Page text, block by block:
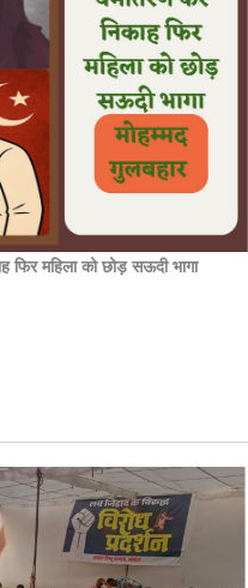
फिर महिला को छोड़ सऊदी भागा